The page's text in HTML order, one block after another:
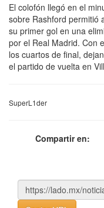
El colofón llegó en el
sobre Rashford permitió
su primer gol en una
por el Real Madrid. Con
los cuartos de final,
el partido de vuelta en
SuperL1der
Compartir en: